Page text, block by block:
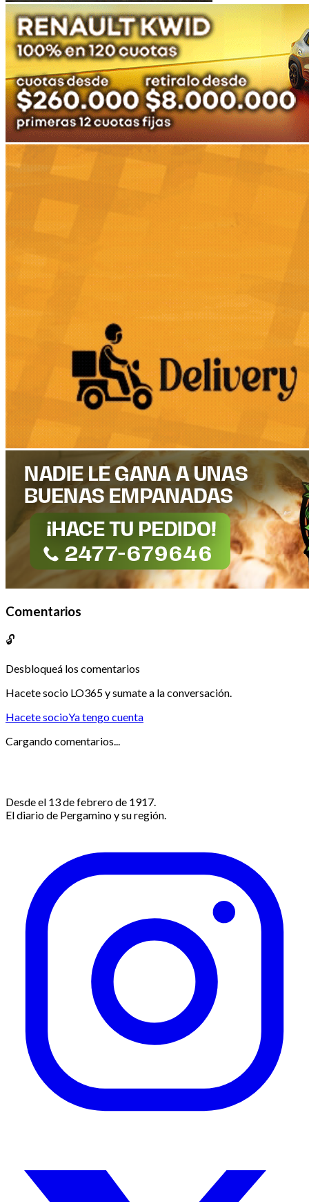
Comentarios
🔓
Desbloqueá los comentarios
Hacete socio LO365 y sumate a la conversación.
Hacete socioYa tengo cuenta
Cargando comentarios...
Desde el 13 de febrero de 1917.
El diario de Pergamino y su región.